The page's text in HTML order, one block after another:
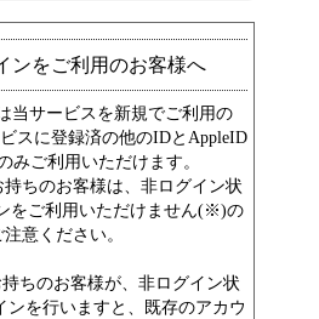
ンをご利用のお客様へ
当サービスを新規でご利用の
スに登録済の他のIDとAppleID
みご利用いただけます。
ちのお客様は、非ログイン状
をご利用いただけません(※)の
注意ください。
ちのお客様が、非ログイン状
ンを行いますと、既存のアカウ